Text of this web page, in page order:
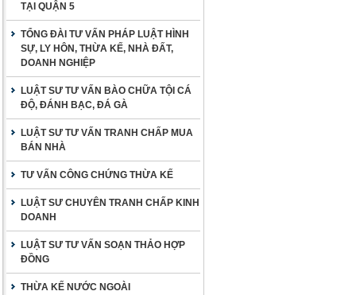
TẠI QUẬN 5
TỔNG ĐÀI TƯ VẤN PHÁP LUẬT HÌNH
SỰ, LY HÔN, THỪA KẾ, NHÀ ĐẤT,
DOANH NGHIỆP
LUẬT SƯ TƯ VẤN BÀO CHỮA TỘI CÁ
ĐỘ, ĐÁNH BẠC, ĐÁ GÀ
LUẬT SƯ TƯ VẤN TRANH CHẤP MUA
BÁN NHÀ
TƯ VẤN CÔNG CHỨNG THỪA KẾ
LUẬT SƯ CHUYÊN TRANH CHẤP KINH
DOANH
LUẬT SƯ TƯ VẤN SOẠN THẢO HỢP
ĐỒNG
THỪA KẾ NƯỚC NGOÀI